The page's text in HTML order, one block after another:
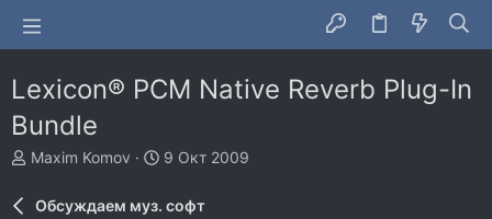
Lexicon® PCM Native Reverb Plug-In
Bundle
А
т
Maxim Komov
Д
9 Окт 2009
Обсуждаем муз. софт